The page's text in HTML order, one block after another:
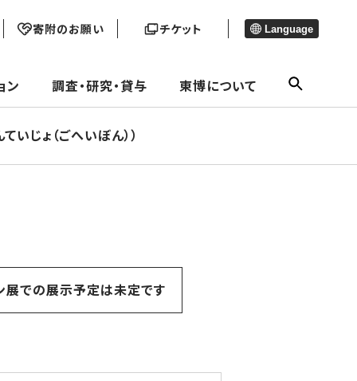
寄附のお願い チケット Language
ン 調査・研究・貸与 東博について
いじょ（ごへいぼん））
展での展示予定は未定です